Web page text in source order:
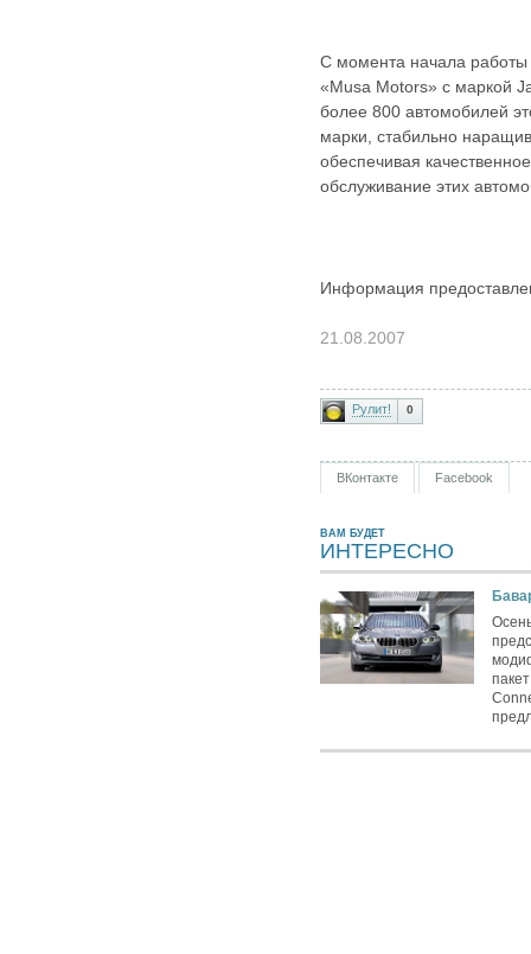
С момента начала
«Musa Motors» с маркой
более 800 автомобилей
марки, стабильно
обеспечивая
обслуживание этих
Информация
21.08.2007
Рулит! 0
ВКонтакте Facebook
ВАМ БУДЕТ
ИНТЕРЕСНО